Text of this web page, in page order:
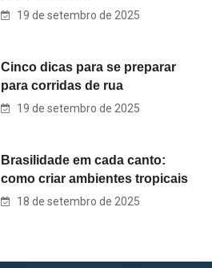
19 de setembro de 2025
Cinco dicas para se preparar
para corridas de rua
19 de setembro de 2025
Brasilidade em cada canto:
como criar ambientes tropicais
18 de setembro de 2025